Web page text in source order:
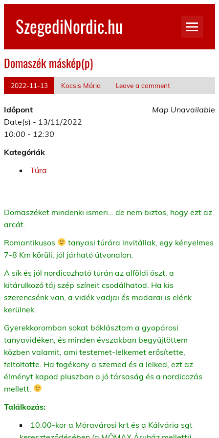
Skip
contentSzegediNordic.hu
Domaszék máskép(p)
2022-11-13 Kocsis Mária Leave a comment
Map Unavailable
Időpont
Date(s) - 13/11/2022
10:00 - 12:30
Kategóriák
Túra
Domaszéket mindenki ismeri… de nem biztos, hogy ezt az
arcát.
Romantikusos
tanyasi túrára invitállak, egy kényelmes
7-8 Km körüli, jól járható útvonalon.
A sík és jól nordicozható túrán az alföldi őszt, a
kitárulkozó táj szép színeit csodálhatod. Ha kis
szerencsénk van, a vidék vadjai és madarai is elénk
kerülnek.
Gyerekkoromban sokat bóklásztam a gyopárosi
tanyavidéken, és minden évszakban begyűjtöttem
közben valamit, ami testemet-lelkemet erősítette,
feltöltötte. Ha fogékony a szemed és a lelked, ezt az
élményt kapod pluszban a jó társaság és a nordicozás
mellett.
Találkozás:
10.00-kor a Móravárosi krt és a Kálvária sgt